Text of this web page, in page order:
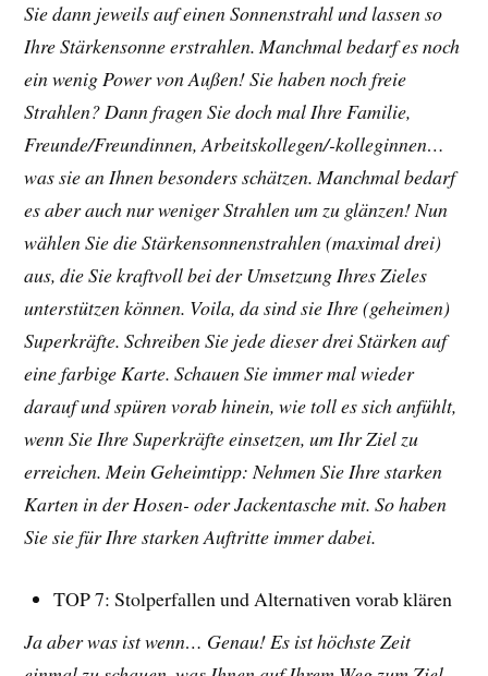
Sie dann jeweils auf einen Sonnenstrahl und lassen so
Ihre Stärkensonne erstrahlen. Manchmal bedarf es noch
ein wenig Power von Außen! Sie haben noch freie
Strahlen? Dann fragen Sie doch mal Ihre Familie,
Freunde/Freundinnen, Arbeitskollegen/-kolleginnen…
was sie an Ihnen besonders schätzen. Manchmal bedarf
es aber auch nur weniger Strahlen um zu glänzen! Nun
wählen Sie die Stärkensonnenstrahlen (maximal drei)
aus, die Sie kraftvoll bei der Umsetzung Ihres Zieles
unterstützen können. Voila, da sind sie Ihre (geheimen)
Superkräfte. Schreiben Sie jede dieser drei Stärken auf
eine farbige Karte. Schauen Sie immer mal wieder
darauf und spüren vorab hinein, wie toll es sich anfühlt,
wenn Sie Ihre Superkräfte einsetzen, um Ihr Ziel zu
erreichen. Mein Geheimtipp: Nehmen Sie Ihre starken
Karten in der Hosen- oder Jackentasche mit. So haben
Sie sie für Ihre starken Auftritte immer dabei.
TOP 7: Stolperfallen und Alternativen vorab klären
Ja aber was ist wenn… Genau! Es ist höchste Zeit